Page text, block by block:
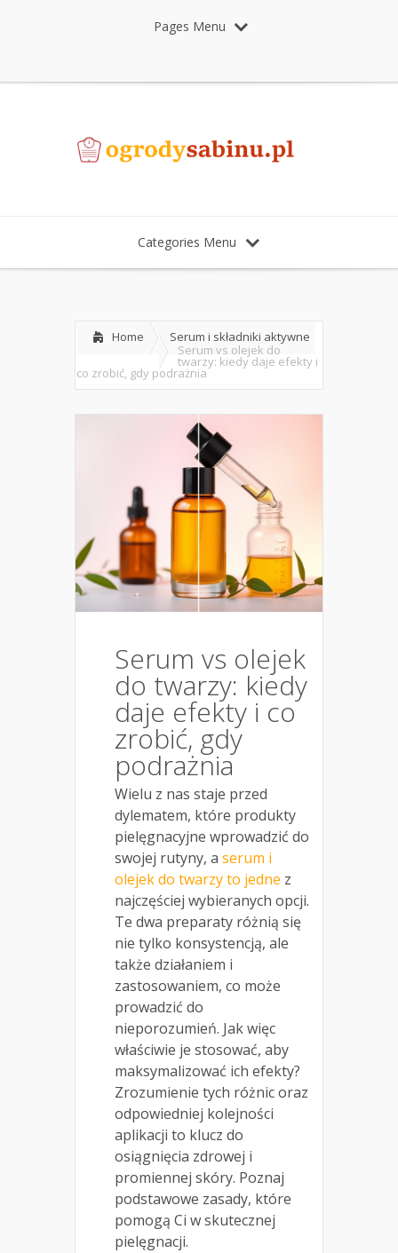
Pages Menu
Categories Menu
Home
Serum i składniki aktywne
Serum vs olejek do
twarzy: kiedy daje efekty i
co zrobić, gdy podrażnia
Serum vs olejek
do twarzy: kiedy
daje efekty i co
zrobić, gdy
podrażnia
Wielu z nas staje przed
dylematem, które produkty
pielęgnacyjne wprowadzić do
swojej rutyny, a serum i
olejek do twarzy to jedne z
najczęściej wybieranych opcji.
Te dwa preparaty różnią się
nie tylko konsystencją, ale
także działaniem i
zastosowaniem, co może
prowadzić do
nieporozumień. Jak więc
właściwie je stosować, aby
maksymalizować ich efekty?
Zrozumienie tych różnic oraz
odpowiedniej kolejności
aplikacji to klucz do
osiągnięcia zdrowej i
promiennej skóry. Poznaj
podstawowe zasady, które
pomogą Ci w skutecznej
pielęgnacji.